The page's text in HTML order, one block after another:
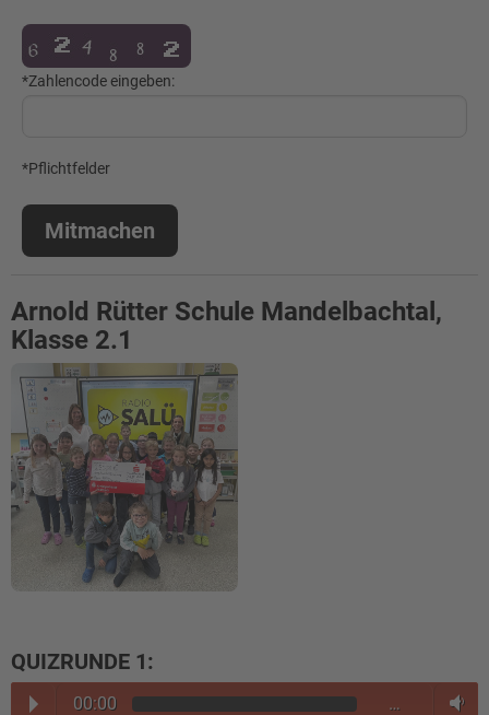
*Zahlencode eingeben:
*Pflichtfelder
Mitmachen
Arnold Rütter Schule Mandelbachtal,
Klasse 2.1
QUIZRUNDE 1:
00:00 …